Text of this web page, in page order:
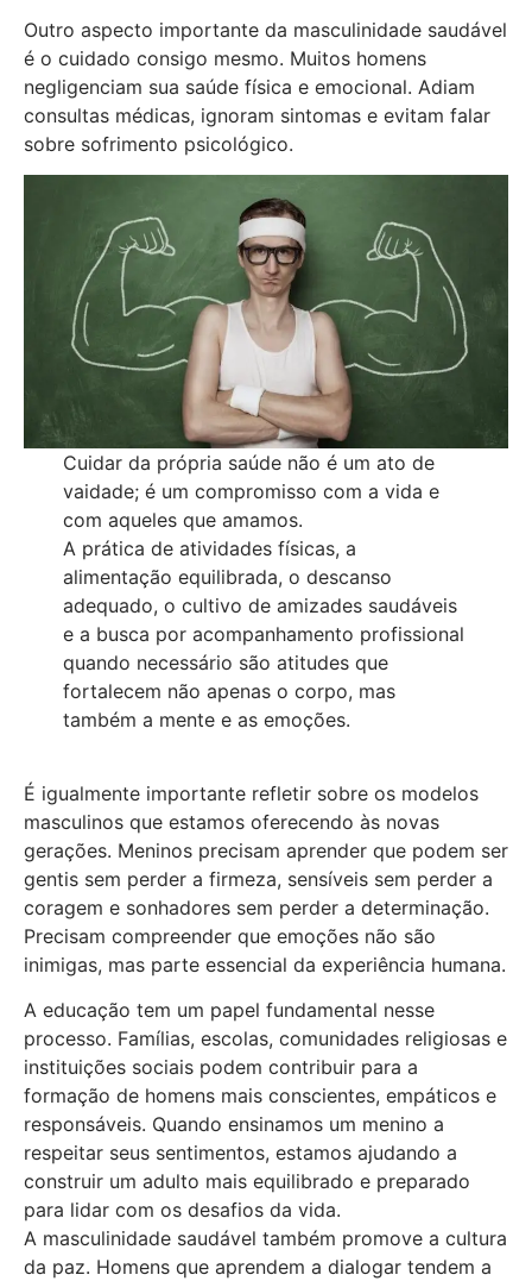
Outro aspecto importante da masculinidade saudável
é o cuidado consigo mesmo. Muitos homens
negligenciam sua saúde física e emocional. Adiam
consultas médicas, ignoram sintomas e evitam falar
sobre sofrimento psicológico.
Cuidar da própria saúde não é um ato de
vaidade; é um compromisso com a vida e
com aqueles que amamos.
A prática de atividades físicas, a
alimentação equilibrada, o descanso
adequado, o cultivo de amizades saudáveis
e a busca por acompanhamento profissional
quando necessário são atitudes que
fortalecem não apenas o corpo, mas
também a mente e as emoções.
É igualmente importante refletir sobre os modelos
masculinos que estamos oferecendo às novas
gerações. Meninos precisam aprender que podem ser
gentis sem perder a firmeza, sensíveis sem perder a
coragem e sonhadores sem perder a determinação.
Precisam compreender que emoções não são
inimigas, mas parte essencial da experiência humana.
A educação tem um papel fundamental nesse
processo. Famílias, escolas, comunidades religiosas e
instituições sociais podem contribuir para a
formação de homens mais conscientes, empáticos e
responsáveis. Quando ensinamos um menino a
respeitar seus sentimentos, estamos ajudando a
construir um adulto mais equilibrado e preparado
para lidar com os desafios da vida.
A masculinidade saudável também promove a cultura
da paz. Homens que aprendem a dialogar tendem a